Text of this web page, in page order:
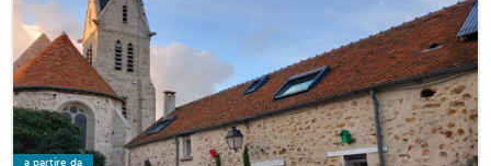
a partire da